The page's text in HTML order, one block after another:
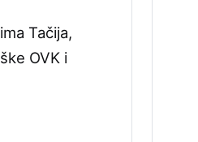
Tačija,
OVK i